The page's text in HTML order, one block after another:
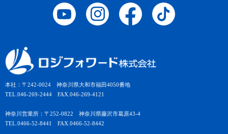
本社：〒242-0024 神奈川県大和市福田4050番地
TEL.046-269-2444 FAX.046-269-4121
神奈川営業所：〒252-0822 神奈川県藤沢市葛原43-4
TEL.0466-52-8441 FAX.0466-52-8442